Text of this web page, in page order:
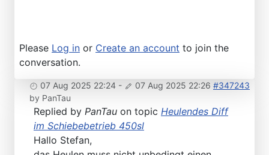
Please Log in or Create an account to join the
conversation.
07 Aug 2025 22:24 - 07 Aug 2025 22:26 #347243
by PanTau
Replied by PanTau on topic Heulendes Diff
im Schiebebetrieb 450sl
Hallo Stefan,